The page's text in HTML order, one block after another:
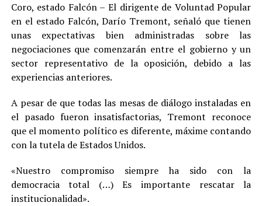
Coro, estado Falcón – El dirigente de Voluntad Popular
en el estado Falcón, Darío Tremont, señaló que tienen
unas expectativas bien administradas sobre las
negociaciones que comenzarán entre el gobierno y un
sector representativo de la oposición, debido a las
experiencias anteriores.
A pesar de que todas las mesas de diálogo instaladas en
el pasado fueron insatisfactorias, Tremont reconoce
que el momento político es diferente, máxime contando
con la tutela de Estados Unidos.
«Nuestro compromiso siempre ha sido con la
democracia total (…) Es importante rescatar la
institucionalidad».